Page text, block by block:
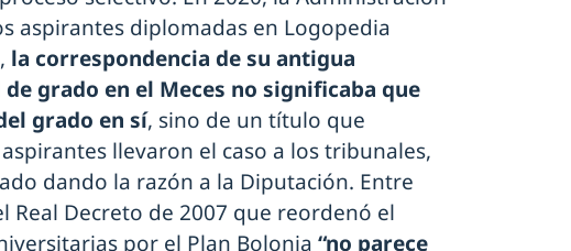
aspirantes diplomadas en Logopedia
la correspondencia de su antigua
grado en el Meces no significaba que
grado en sí, sino de un título que
llevaron el caso a los tribunales,
dando la razón a la Diputación. Entre
Real Decreto de 2007 que reordenó el
por el Plan Bolonia “no parece